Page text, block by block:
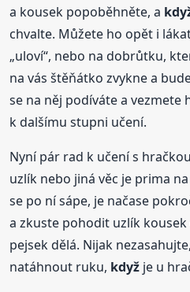
a kousek popoběhněte, a
chvalte. Můžete ho opět i
„uloví“, nebo na dobrůtku,
na vás štěňátko zvykne a
se na něj podíváte a
k dalšímu stupni učení.
Nyní pár rad k učení s
uzlík nebo jiná věc je prima
se po ní sápe, je načase
a zkuste pohodit uzlík
pejsek dělá. Nijak
natáhnout ruku, když je u